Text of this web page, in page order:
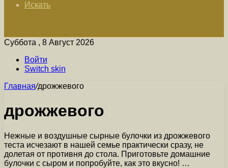
Искать
Суббота , 8 Август 2026
Войти
Switch skin
Главная/дрожжевого
дрожжевого
Нежные и воздушные сырные булочки из дрожжевого
теста исчезают в нашей семье практически сразу, не
долетая от противня до стола. Приготовьте домашние
булочки с сыром и попробуйте, как это вкусно! …